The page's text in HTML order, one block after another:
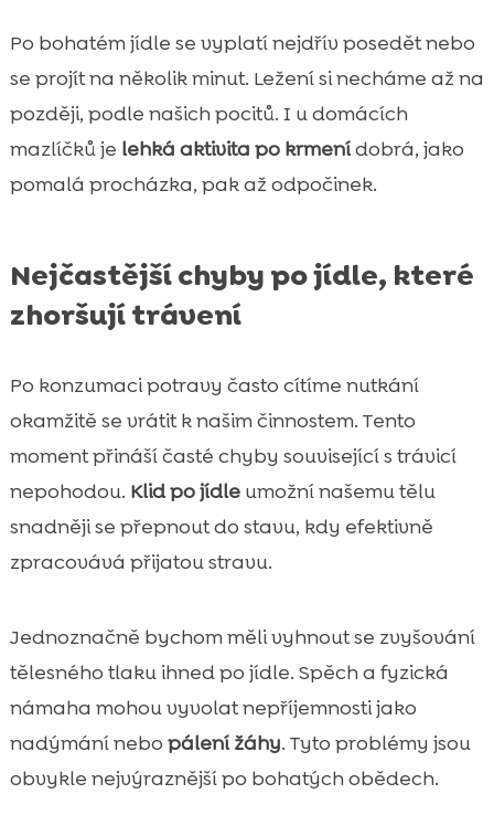
Po bohatém jídle se vyplatí nejdřív posedět nebo
se projít na několik minut. Ležení si necháme až na
později, podle našich pocitů. I u domácích
mazlíčků je lehká aktivita po krmenídobrá, jako
pomalá procházka, pak až odpočinek.
Nejčastější chyby po jídle, které
zhoršují trávení
Po konzumaci potravy často cítíme nutkání
okamžitě se vrátit k našim činnostem. Tento
moment přináší časté chyby související s trávicí
nepohodou. Klid po jídleumožní našemu tělu
snadněji se přepnout do stavu, kdy efektivně
zpracovává přijatou stravu.
Jednoznačně bychom měli vyhnout se zvyšování
tělesného tlaku ihned po jídle. Spěch a fyzická
námaha mohou vyvolat nepříjemnosti jako
nadýmání nebo pálení žáhy. Tyto problémy jsou
obvykle nejvýraznější po bohatých obědech.